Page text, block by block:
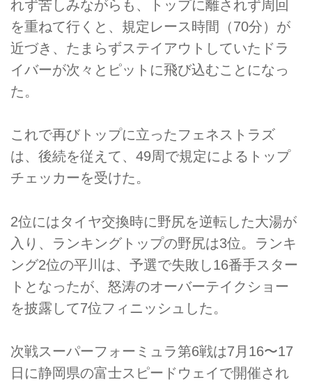
れず苦しみながらも、トップに離されず周回
を重ねて行くと、規定レース時間（70分）が
近づき、たまらずステイアウトしていたドラ
イバーが次々とピットに飛び込むことになっ
た。
これで再びトップに立ったフェネストラズ
は、後続を従えて、49周で規定によるトップ
チェッカーを受けた。
2位にはタイヤ交換時に野尻を逆転した大湯が
入り、ランキングトップの野尻は3位。ランキ
ング2位の平川は、予選で失敗し16番手スター
トとなったが、怒涛のオーバーテイクショー
を披露して7位フィニッシュした。
次戦スーパーフォーミュラ第6戦は7月16〜17
日に静岡県の富士スピードウェイで開催され